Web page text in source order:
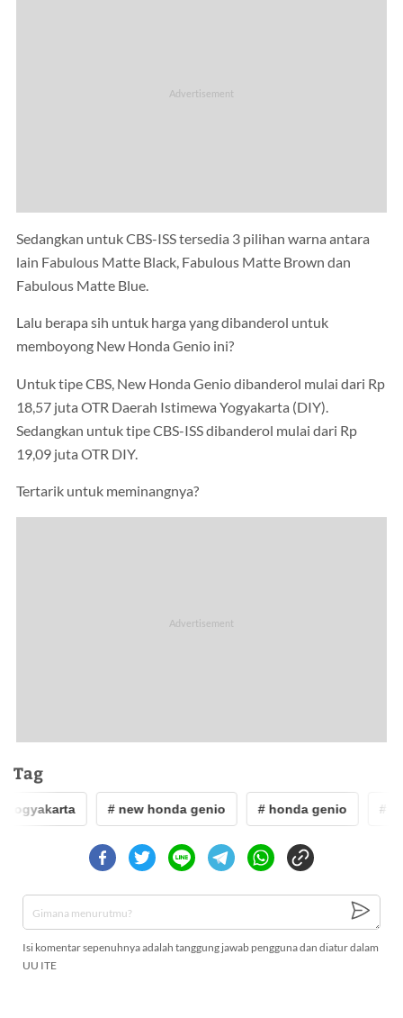
Sedangkan untuk CBS-ISS tersedia 3 pilihan warna antara
lain Fabulous Matte Black, Fabulous Matte Brown dan
Fabulous Matte Blue.
Lalu berapa sih untuk harga yang dibanderol untuk
memboyong New Honda Genio ini?
Untuk tipe CBS, New Honda Genio dibanderol mulai dari Rp
18,57 juta OTR Daerah Istimewa Yogyakarta (DIY).
Sedangkan untuk tipe CBS-ISS dibanderol mulai dari Rp
19,09 juta OTR DIY.
Tertarik untuk meminangnya?
Tag
# new honda genio # honda genio #
Isi komentar sepenuhnya adalah tanggung jawab pengguna dan diatur dalam
UU ITE